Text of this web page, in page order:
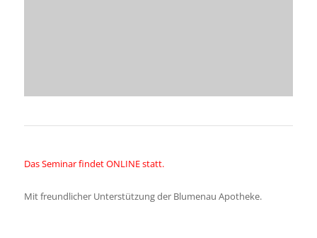
Das Seminar findet ONLINE statt.
Mit freundlicher Unterstützung der Blumenau Apotheke.